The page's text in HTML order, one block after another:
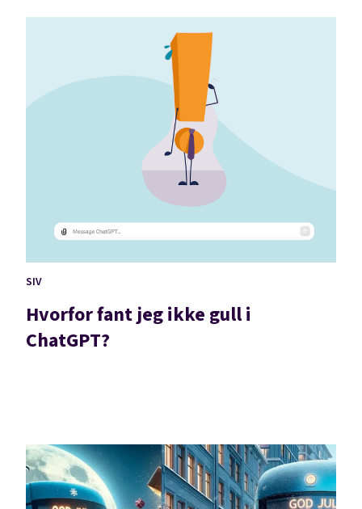
SIV
Hvorfor fant jeg ikke gull i
ChatGPT?